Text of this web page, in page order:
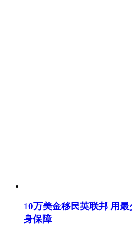
10万美金移民英联邦 用
身保障